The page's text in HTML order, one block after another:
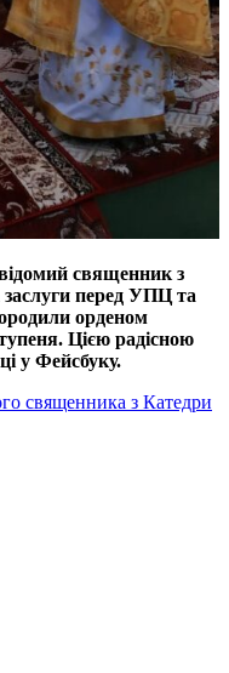
священник з
перед УПЦ та
орденом
Цією радісною
у Фейсбуку.
священника з Катедри